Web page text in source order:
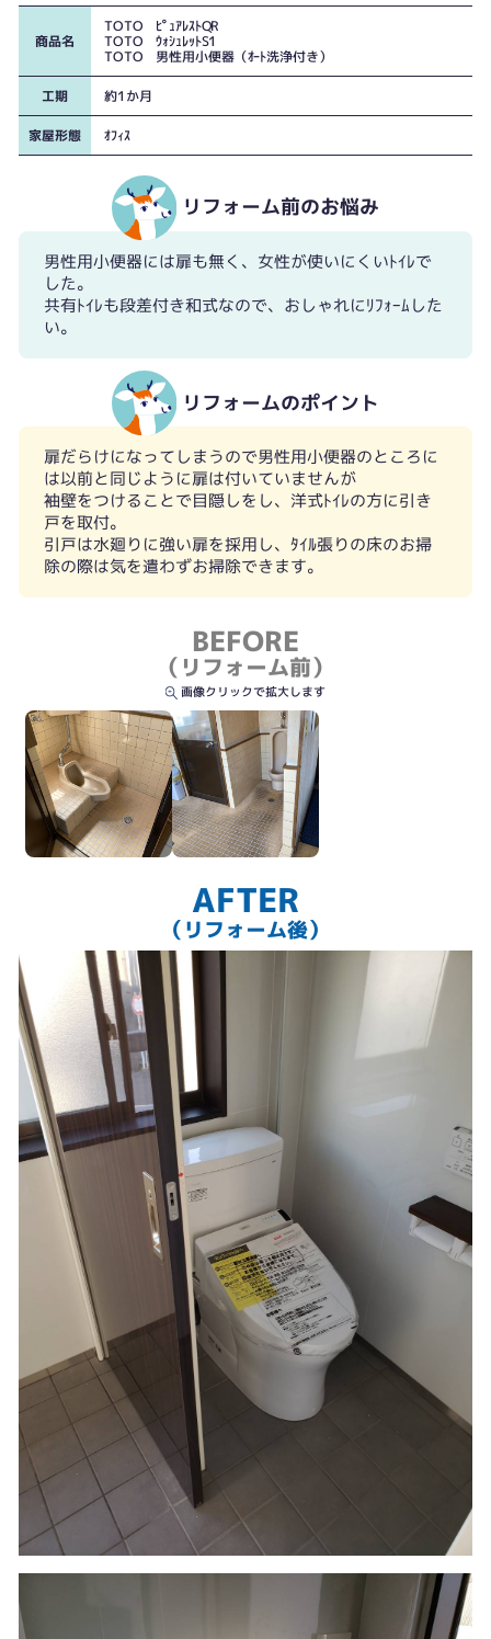
商品名
TOTO ﾋﾟｭｱﾚｽﾄQR
TOTO ｳｫｼｭﾚｯﾄS1
TOTO 男性用小便器（ｵｰﾄ洗浄付き）
工期 約1か月
家屋形態 ｵﾌｨｽ
リフォーム前のお悩み
男性用小便器には扉も無く、女性が使いにくいﾄｲﾚで
した。
共有ﾄｲﾚも段差付き和式なので、おしゃれにﾘﾌｫｰﾑした
い。
リフォームのポイント
扉だらけになってしまうので男性用小便器のところに
は以前と同じように扉は付いていませんが
袖壁をつけることで目隠しをし、洋式ﾄｲﾚの方に引き
戸を取付。
引戸は水廻りに強い扉を採用し、ﾀｲﾙ張りの床のお掃
除の際は気を遣わずお掃除できます。
BEFORE
（リフォーム前）
画像クリックで拡大します
AFTER
（リフォーム後）